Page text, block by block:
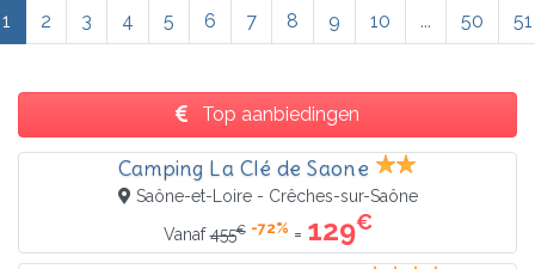
1 2 3 4 5 6 7 8 9 10 ... 50 51
Top aanbiedingen
Camping La Clé de Saone
Saône-et-Loire - Crêches-sur-Saône
Vanaf455€ -72% = 129€